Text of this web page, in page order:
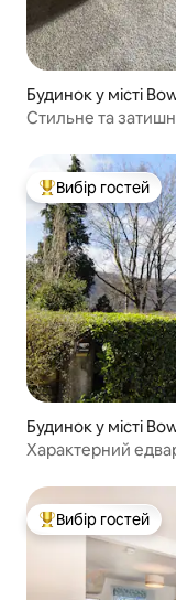
Будинок у місті
Стильне та
Топ вибір гостей
Вибір гостей
Будинок у місті
Характерний
Топ вибір гостей
Вибір гостей